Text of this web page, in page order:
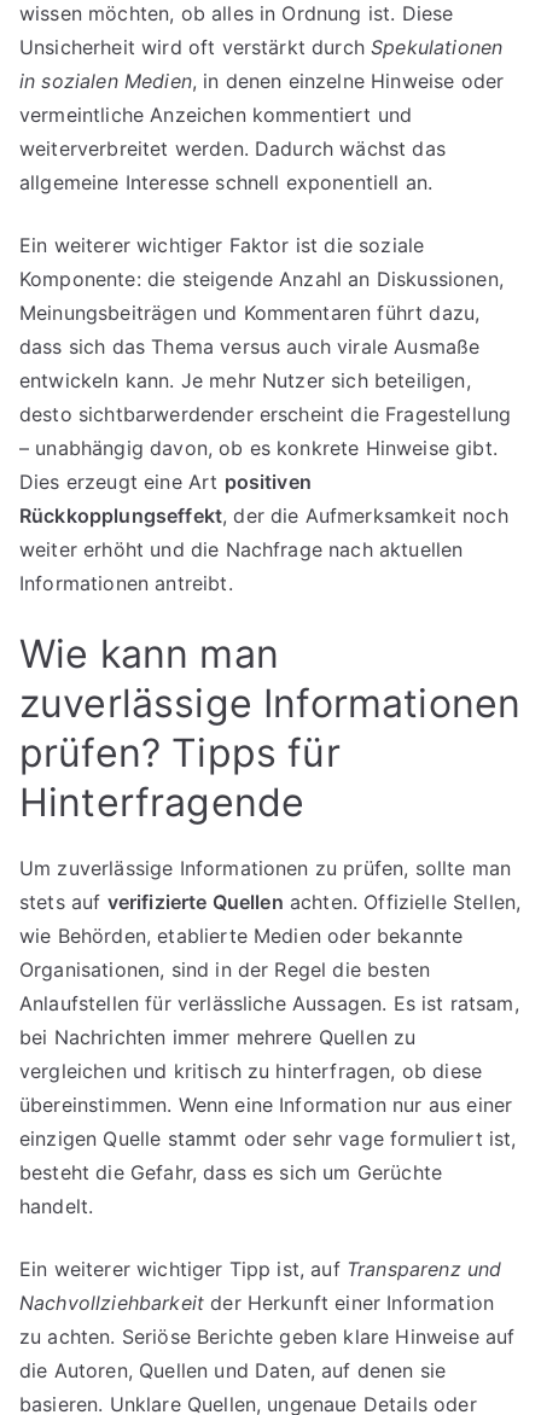
wissen möchten, ob alles in Ordnung ist. Diese
Unsicherheit wird oft verstärkt durchSpekulationen
in sozialen Medien, in denen einzelne Hinweise oder
vermeintliche Anzeichen kommentiert und
weiterverbreitet werden. Dadurch wächst das
allgemeine Interesse schnell exponentiell an.
Ein weiterer wichtiger Faktor ist die soziale
Komponente: die steigende Anzahl an Diskussionen,
Meinungsbeiträgen und Kommentaren führt dazu,
dass sich das Thema versus auch virale Ausmaße
entwickeln kann. Je mehr Nutzer sich beteiligen,
desto sichtbarwerdender erscheint die Fragestellung
– unabhängig davon, ob es konkrete Hinweise gibt.
Dies erzeugt eine Art positiven
Rückkopplungseffekt, der die Aufmerksamkeit noch
weiter erhöht und die Nachfrage nach aktuellen
Informationen antreibt.
Wie kann man
zuverlässige Informationen
prüfen? Tipps für
Hinterfragende
Um zuverlässige Informationen zu prüfen, sollte man
stets auf verifizierte Quellen achten. Offizielle Stellen,
wie Behörden, etablierte Medien oder bekannte
Organisationen, sind in der Regel die besten
Anlaufstellen für verlässliche Aussagen. Es ist ratsam,
bei Nachrichten immer mehrere Quellen zu
vergleichen und kritisch zu hinterfragen, ob diese
übereinstimmen. Wenn eine Information nur aus einer
einzigen Quelle stammt oder sehr vage formuliert ist,
besteht die Gefahr, dass es sich um Gerüchte
handelt.
Ein weiterer wichtiger Tipp ist, auf Transparenz und
Nachvollziehbarkeit der Herkunft einer Information
zu achten. Seriöse Berichte geben klare Hinweise auf
die Autoren, Quellen und Daten, auf denen sie
basieren. Unklare Quellen, ungenaue Details oder